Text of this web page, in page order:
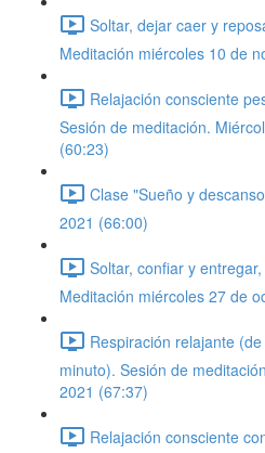
Soltar, dejar caer y
Meditación miércoles 10 de
Relajación consciente
Sesión de meditación.
(60:23)
Clase "Sueño y
2021 (66:00)
Soltar, confiar y
Meditación miércoles 27 de
Respiración relajante
minuto). Sesión de
2021 (67:37)
Relajación consciente